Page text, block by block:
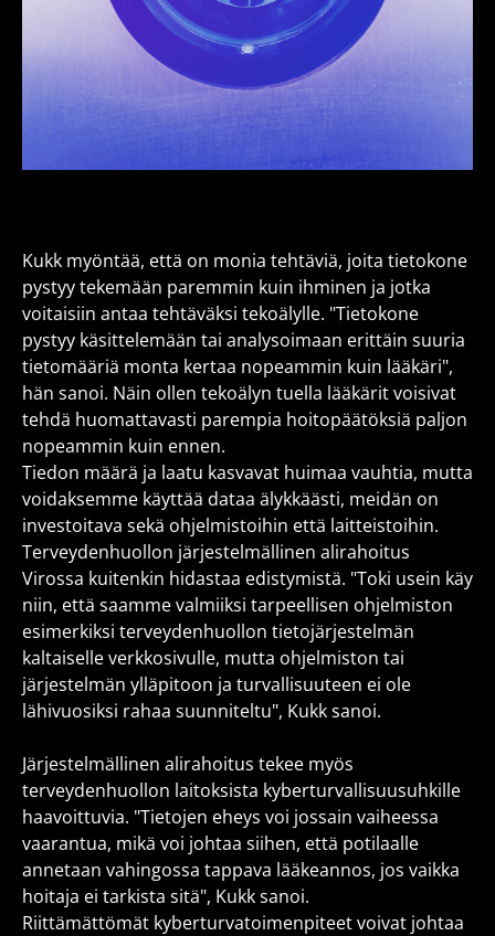
Kukk myöntää, että on monia tehtäviä, joita tietokone
pystyy tekemään paremmin kuin ihminen ja jotka
voitaisiin antaa tehtäväksi tekoälylle. "Tietokone
pystyy käsittelemään tai analysoimaan erittäin suuria
tietomääriä monta kertaa nopeammin kuin lääkäri",
hän sanoi. Näin ollen tekoälyn tuella lääkärit voisivat
tehdä huomattavasti parempia hoitopäätöksiä paljon
nopeammin kuin ennen.
Tiedon määrä ja laatu kasvavat huimaa vauhtia, mutta
voidaksemme käyttää dataa älykkäästi, meidän on
investoitava sekä ohjelmistoihin että laitteistoihin.
Terveydenhuollon järjestelmällinen alirahoitus
Virossa kuitenkin hidastaa edistymistä. "Toki usein käy
niin, että saamme valmiiksi tarpeellisen ohjelmiston
esimerkiksi terveydenhuollon tietojärjestelmän
kaltaiselle verkkosivulle, mutta ohjelmiston tai
järjestelmän ylläpitoon ja turvallisuuteen ei ole
lähivuosiksi rahaa suunniteltu", Kukk sanoi.
Järjestelmällinen alirahoitus tekee myös
terveydenhuollon laitoksista kyberturvallisuusuhkille
haavoittuvia. "Tietojen eheys voi jossain vaiheessa
vaarantua, mikä voi johtaa siihen, että potilaalle
annetaan vahingossa tappava lääkeannos, jos vaikka
hoitaja ei tarkista sitä", Kukk sanoi.
Riittämättömät kyberturvatoimenpiteet voivat johtaa